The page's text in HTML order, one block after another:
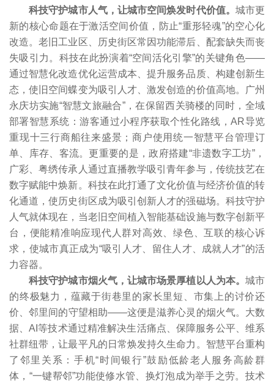
科技守护城市人气，让城市空间焕发时代价值。 城市更
新的核心命题在于激活空间价值，防止“重形轻魂”的空心化
改造。老旧工业区、历史街区常因功能滞后、配套缺失而丧
失吸引力。科技在此扮演着“空间活化引擎”的关键角色——
通过智慧化改造优化运营成本、提升服务品质、构建创新生
态，使旧空间蝶变为吸引人才、激发创造的价值高地。广州
永庆坊实施“智慧文旅融合”，在保留西关骑楼的同时，全域
部署智慧系统：游客通过小程序获取个性化路线，AR导览
重现十三行商船往来盛景；商户使用统一智慧平台管理订
单、库存、客流。更重要的是，政府搭建“非遗数字工坊”，
广彩、粤绣传承人通过直播教学吸引青年参与，传统技艺在
数字赋能中焕新。科技在此打通了文化价值与经济价值的转
化通道，使历史街区成为吸引创新人才的强磁场。科技守护
人气就体现在，当老旧空间植入智能基础设施与数字创新平
台，便能精准响应现代人群对高效、绿色、互联的核心诉
求，使城市真正成为“吸引人才、留住人才、成就人才”的活
力容器。
科技守护城市烟火气，让城市场景厚植以人为本。 城市
的终极魅力，蕴藏于街巷里的家长里短、市集上的讨价还
价、邻里间的守望相助——这便是滋养心灵的烟火气。大数
据、AI等技术通过精准解决生活痛点、保障服务公平、维系
社群纽带，让最平凡的日常焕发持久生命力。智慧平台重构
了邻里关系：手机“时间银行”鼓励低龄老人服务高龄群
体，“一键帮邻”功能使修水管、换灯泡成为举手之劳。技术